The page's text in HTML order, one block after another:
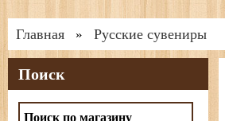
Главная » Русские сувениры
Поиск